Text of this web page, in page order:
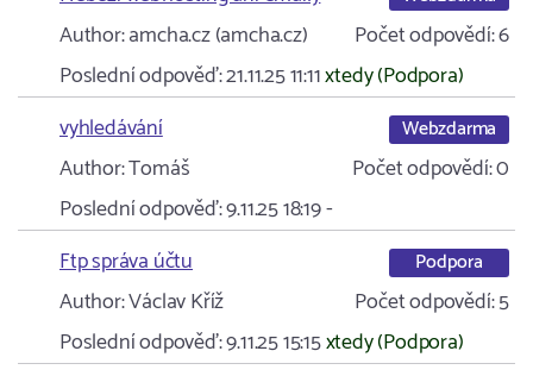
Author:amcha.cz (amcha.cz) Počet odpovědí:6
Poslední odpověď:21.11.25 11:11xtedy (Podpora)
vyhledávání
Webzdarma
Author:Tomáš Počet odpovědí:0
Poslední odpověď:9.11.25 18:19-
Ftp správa účtu
Podpora
Author:Václav Kříž Počet odpovědí:5
Poslední odpověď:9.11.25 15:15xtedy (Podpora)